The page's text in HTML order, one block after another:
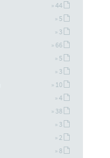
» 44
» 5
» 3
» 66
» 5
» 3
» 10
» 4
» 38
» 3
» 2
» 8